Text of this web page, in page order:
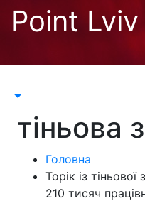
Перейти
Point Lviv
тіньова
Головна
Торік із
210 тисяч